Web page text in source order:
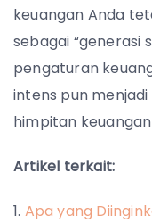
keuangan Anda
sebagai “generasi
pengaturan
intens pun
himpitan
Artikel terkait:
Apa yang